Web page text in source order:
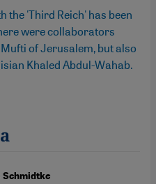
the 'Third Reich' has been
were collaborators
of Jerusalem, but also
Khaled Abdul-Wahab.